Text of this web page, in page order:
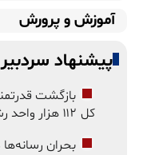
آموزش و پرورش
پیشنهاد سردبیر
بازگشت
کل ۱۱۲ هزار واحد رشد کرد
بحران رسانه‌ها